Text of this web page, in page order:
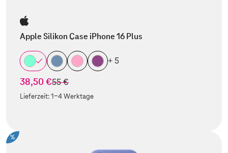
Apple Silikon Case iPhone 16 Plus
+ 5
38,50 €statt
55 €
Lieferzeit:1-4 Werktage
%